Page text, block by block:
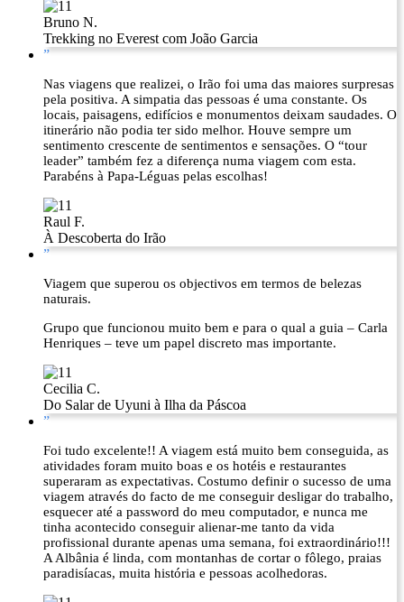
Bruno N.
Trekking no Everest com João Garcia
”
Nas viagens que realizei, o Irão foi uma das maiores surpresas
pela positiva. A simpatia das pessoas é uma constante. Os
locais, paisagens, edifícios e monumentos deixam saudades. O
itinerário não podia ter sido melhor. Houve sempre um
sentimento crescente de sentimentos e sensações. O “tour
leader” também fez a diferença numa viagem com esta.
Parabéns à Papa-Léguas pelas escolhas!
Raul F.
À Descoberta do Irão
”
Viagem que superou os objectivos em termos de belezas
naturais.
Grupo que funcionou muito bem e para o qual a guia – Carla
Henriques – teve um papel discreto mas importante.
Cecilia C.
Do Salar de Uyuni à Ilha da Páscoa
”
Foi tudo excelente!! A viagem está muito bem conseguida, as
atividades foram muito boas e os hotéis e restaurantes
superaram as expectativas. Costumo definir o sucesso de uma
viagem através do facto de me conseguir desligar do trabalho,
esquecer até a password do meu computador, e nunca me
tinha acontecido conseguir alienar-me tanto da vida
profissional durante apenas uma semana, foi extraordinário!!!
A Albânia é linda, com montanhas de cortar o fôlego, praias
paradisíacas, muita história e pessoas acolhedoras.